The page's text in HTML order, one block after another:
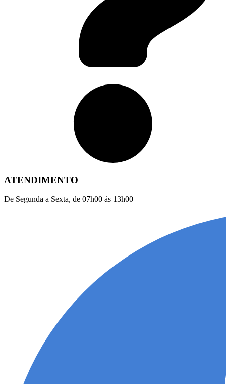
ATENDIMENTO
De Segunda a Sexta, de 07h00 ás 13h00